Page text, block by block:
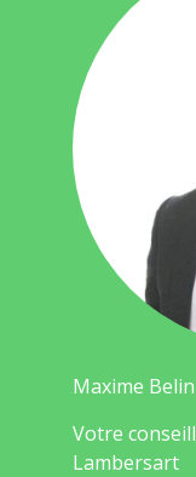
Maxime Belin
Votre
Lambersart